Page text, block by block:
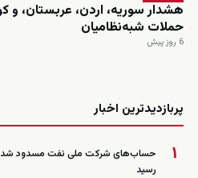
هشدار سوریه، اردن، عربستان، و
حملات شبه‌نظامیان
6 روز پیش
پربازدیدترین اخبار
۱
حساب‌های شرکت ملی نفت مسدود
رسید